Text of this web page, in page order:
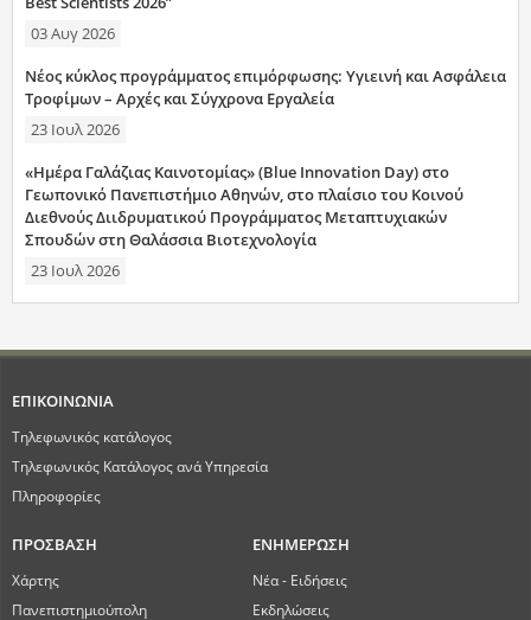
03 Αυγ 2026
Νέος κύκλος προγράμματος επιμόρφωσης: Υγιεινή και Ασφάλεια
Τροφίμων – Αρχές και Σύγχρονα Εργαλεία
23 Ιουλ 2026
«Ημέρα Γαλάζιας Καινοτομίας» (Blue Innovation Day) στο
Γεωπονικό Πανεπιστήμιο Αθηνών, στο πλαίσιο του Κοινού
Διεθνούς Διιδρυματικού Προγράμματος Μεταπτυχιακών
Σπουδών στη Θαλάσσια Βιοτεχνολογία
23 Ιουλ 2026
ΕΠΙΚΟΙΝΩΝΙΑ
Τηλεφωνικός κατάλογος
Τηλεφωνικός Κατάλογος ανά Υπηρεσία
Πληροφορίες
ΠΡΟΣΒΑΣΗ
Χάρτης
Πανεπιστημιούπολη
ΕΝΗΜΕΡΩΣΗ
Νέα - Ειδήσεις
Εκδηλώσεις